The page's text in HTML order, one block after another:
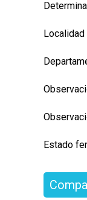
Localidad
Estado